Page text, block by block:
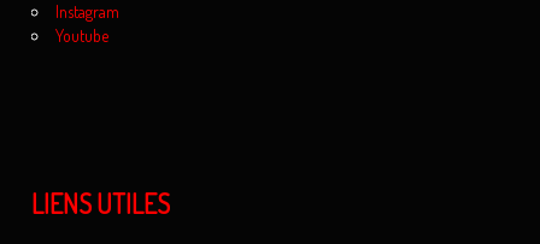
Instagram
Youtube
LIENS UTILES